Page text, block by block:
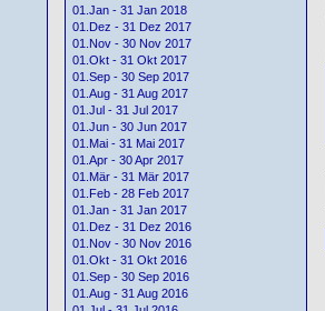
01.Jan - 31 Jan 2018
01.Dez - 31 Dez 2017
01.Nov - 30 Nov 2017
01.Okt - 31 Okt 2017
01.Sep - 30 Sep 2017
01.Aug - 31 Aug 2017
01.Jul - 31 Jul 2017
01.Jun - 30 Jun 2017
01.Mai - 31 Mai 2017
01.Apr - 30 Apr 2017
01.Mär - 31 Mär 2017
01.Feb - 28 Feb 2017
01.Jan - 31 Jan 2017
01.Dez - 31 Dez 2016
01.Nov - 30 Nov 2016
01.Okt - 31 Okt 2016
01.Sep - 30 Sep 2016
01.Aug - 31 Aug 2016